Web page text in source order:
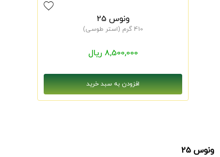
ونوس 25
410 گرم (استر طوسی)
8,500,000 ریال
ونوس 25